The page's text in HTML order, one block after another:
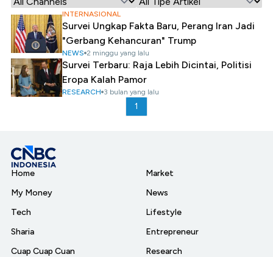
INTERNASIONAL
Survei Ungkap Fakta Baru, Perang Iran Jadi
"Gerbang Kehancuran" Trump
NEWS 2 minggu yang lalu
Survei Terbaru: Raja Lebih Dicintai, Politisi
Eropa Kalah Pamor
RESEARCH 3 bulan yang lalu
1
Home
My Money
Tech
Sharia
Cuap Cuap Cuan
Market
News
Lifestyle
Entrepreneur
Research